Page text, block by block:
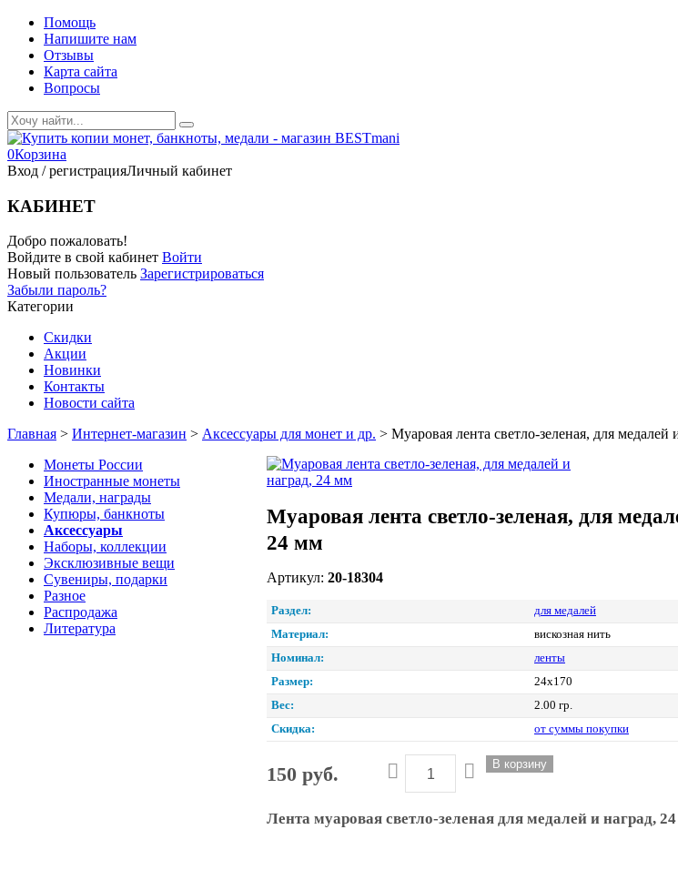
Помощь
Напишите нам
Отзывы
Карта сайта
Вопросы
0Корзина
Вход / регистрацияЛичный кабинет
КАБИНЕТ
Добро пожаловать!
Войдите в свой кабинет Войти
Новый пользователь Зарегистрироваться
Забыли пароль?
Категории
Скидки
Акции
Новинки
Контакты
Новости сайта
Главная > Интернет-магазин > Аксессуары для монет и др. > Муаровая лента светло-зеленая, для медалей
Муаровая лента светло-зеленая, для
24 мм
Артикул: 20-18304
Раздел:
для медалей
Материал:
вискозная нить
Номинал:
ленты
Размер:
24x170
Вес:
2.00 гр.
Скидка:
от суммы покупки
150 руб.
Лента муаровая светло-зеленая для медалей и наград,
Монеты России
Иностранные монеты
Медали, награды
Купюры, банкноты
Аксессуары
Наборы, коллекции
Эксклюзивные вещи
Сувениры, подарки
Разное
Распродажа
Литература